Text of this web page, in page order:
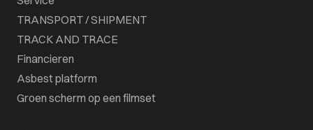
TRANSPORT / SHIPMENT
TRACK AND TRACE
Financieren
Asbest platform
Groen scherm op een filmset